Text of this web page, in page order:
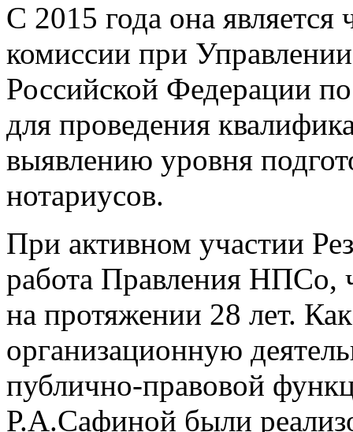
С 2015 года она
комиссии при
Российской Федерации
для проведения
выявлению уровня
нотариусов.
При активном участии
работа Правления НПСо,
на протяжении 28 лет.
организационную
публично-правовой
Р.А.Сафиной были